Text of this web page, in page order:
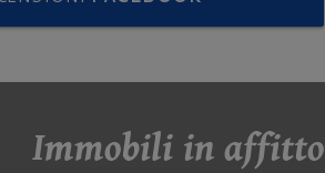
Immobili in affitto